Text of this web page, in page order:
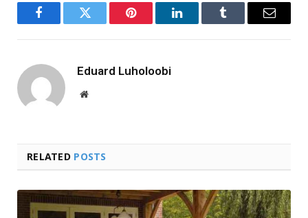
FacebookTwitter Pinterest LinkedInTumblr Email
Eduard Luholoobi
Website
RELATED POSTS